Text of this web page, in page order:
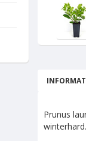
Prunus